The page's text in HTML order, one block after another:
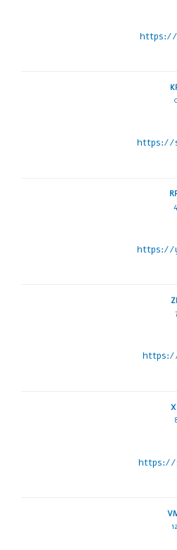
https://
https://
https://
https://
https://